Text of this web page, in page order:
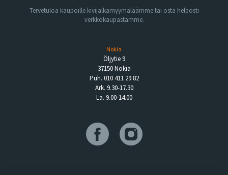
Tervetuloa kaupoille kivijalkamyymäläämme tai osta helposti
verkkokaupastamme.
Nokia
Öljytie 9
37150 Nokia
Puh. 010 411 29 82
Ark. 9.30-17.30
La. 9.00-14.00